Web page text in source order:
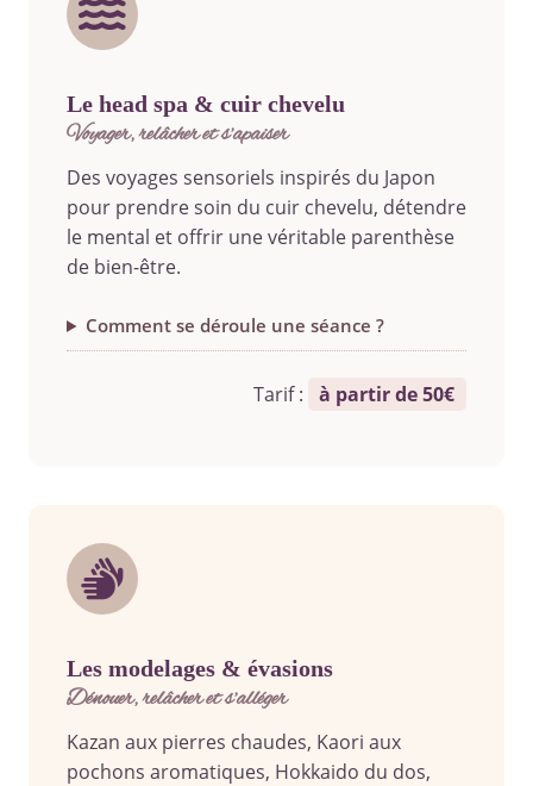
le head spa & cuir chevelu
voyager, relâcher et s’apaiser
Des voyages sensoriels inspirés du Japon
pour prendre soin du cuir chevelu, détendre
le mental et offrir une véritable parenthèse
de bien-être.
Comment se déroule une séance ?
Tarif : à partir de 50€
les modelages & évasions
dénouer, relâcher et s’alléger
Kazan aux pierres chaudes, Kaori aux
pochons aromatiques, Hokkaido du dos,